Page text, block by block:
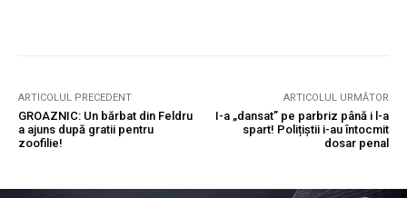
ARTICOLUL PRECEDENT
GROAZNIC: Un bărbat din Feldru
a ajuns după gratii pentru
zoofilie!
ARTICOLUL URMĂTOR
I-a „dansat” pe parbriz până i l-a
spart! Polițiștii i-au întocmit
dosar penal